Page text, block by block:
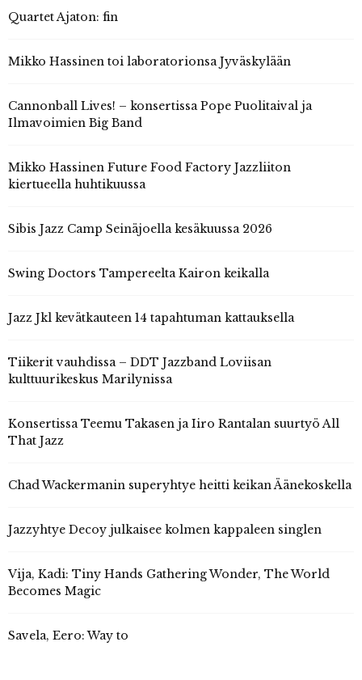
Quartet Ajaton: fin
Mikko Hassinen toi laboratorionsa Jyväskylään
Cannonball Lives! – konsertissa Pope Puolitaival ja
Ilmavoimien Big Band
Mikko Hassinen Future Food Factory Jazzliiton
kiertueella huhtikuussa
Sibis Jazz Camp Seinäjoella kesäkuussa 2026
Swing Doctors Tampereelta Kairon keikalla
Jazz Jkl kevätkauteen 14 tapahtuman kattauksella
Tiikerit vauhdissa – DDT Jazzband Loviisan
kulttuurikeskus Marilynissa
Konsertissa Teemu Takasen ja Iiro Rantalan suurtyö All
That Jazz
Chad Wackermanin superyhtye heitti keikan Äänekoskella
Jazzyhtye Decoy julkaisee kolmen kappaleen singlen
Vija, Kadi: Tiny Hands Gathering Wonder, The World
Becomes Magic
Savela, Eero: Way to